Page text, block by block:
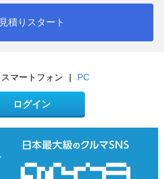
見積りスタート
スマートフォン | PC
ログイン